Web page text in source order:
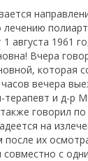
лечению
августа 1961
Вчера
которая
вечера
и д-р
говорил
на
после их
с